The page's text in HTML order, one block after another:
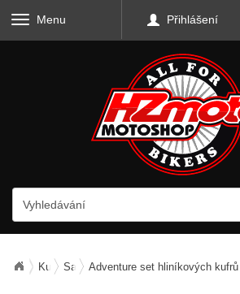
Menu Přihlášení
Kufry, zavazadla, nosiče
Sady kufrů a nosičů
Adventure set hliníkových